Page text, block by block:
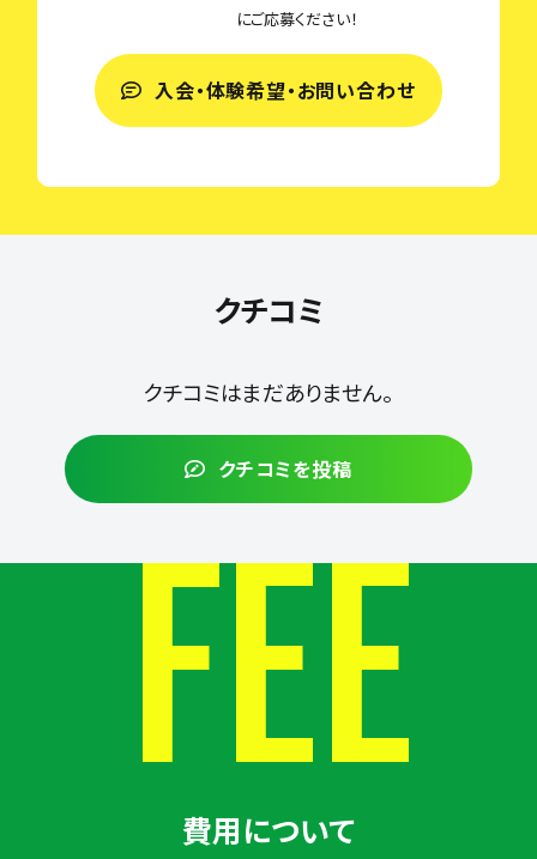
にご応募ください！
入会・体験希望・お問い合わせ
クチコミ
クチコミはまだありません。
クチコミを投稿
FEE
費用について